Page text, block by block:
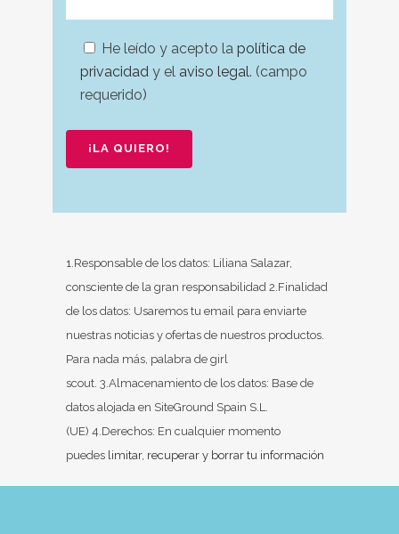
He leído y acepto la política de
privacidad y el aviso legal. (campo
requerido)
1.Responsable de los datos: Liliana Salazar,
consciente de la gran responsabilidad 2.Finalidad
de los datos: Usaremos tu email para enviarte
nuestras noticias y ofertas de nuestros productos.
Para nada más, palabra de girl
scout. 3.Almacenamiento de los datos: Base de
datos alojada en SiteGround Spain S.L.
(UE) 4.Derechos: En cualquier momento
puedes limitar, recuperar y borrar tu información